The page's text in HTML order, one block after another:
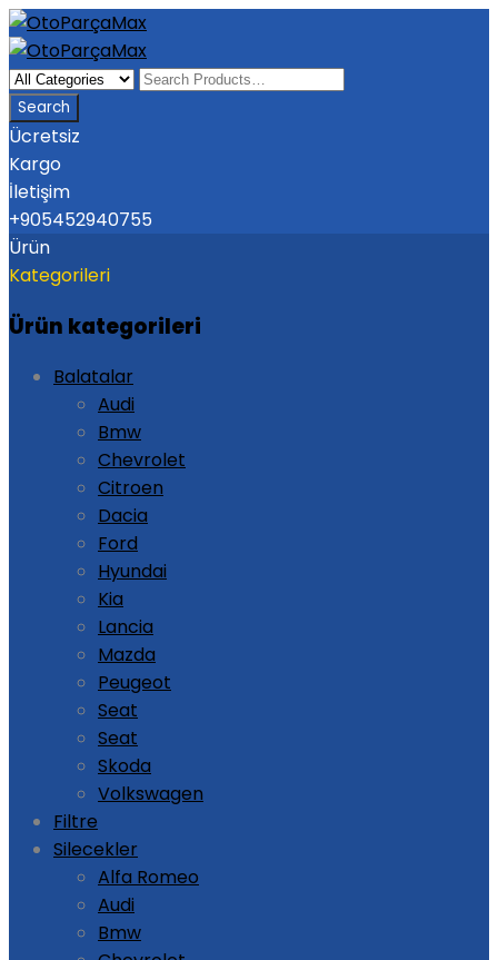
Ücretsiz
Kargo
İletişim
+905452940755
Ürün
Kategorileri
Ürün kategorileri
Balatalar
Audi
Bmw
Chevrolet
Citroen
Dacia
Ford
Hyundai
Kia
Lancia
Mazda
Peugeot
Seat
Seat
Skoda
Volkswagen
Filtre
Silecekler
Alfa Romeo
Audi
Bmw